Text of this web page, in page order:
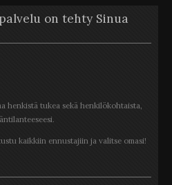
on tehty Sinua
henkistä tukea sekä henkilökohtaista,
kaikkiin ennustajiin ja valitse omasi!